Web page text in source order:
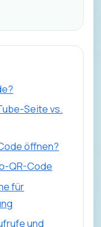
Seite vs.
öffnen?
QR-Code
für
und